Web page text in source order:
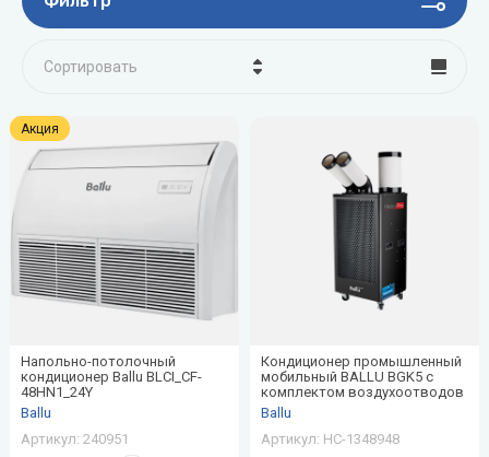
Сортировать
Цена - возрастание
Название - Я-А
Название - А-Я
Акция
Напольно-потолочный
кондиционер Ballu BLCI_CF-
48HN1_24Y
Ballu
Артикул: 240951
Кондиционер промышленный
мобильный BALLU BGK5 с
комплектом воздухоотводов
Ballu
Артикул: НС-1348948